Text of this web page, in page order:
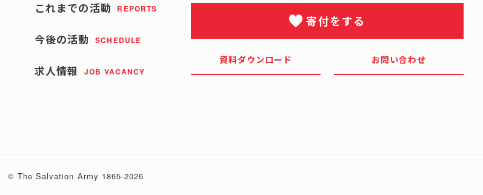
これまでの活動 REPORTS
今後の活動 SCHEDULE
求人情報 JOB VACANCY
寄付をする
資料ダウンロード お問い合わせ
© The Salvation Army 1865-2026